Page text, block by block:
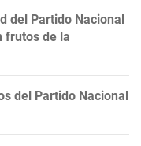
del Partido Nacional
frutos de la
del Partido Nacional